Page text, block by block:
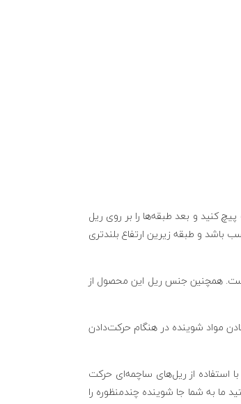
کنید و بعد طبقه‌ها را بر روی ریل
باشد و طبقه زیرین ارتفاع بلندتری
است. همچنین جنس ریل این محصول از
مواد شوینده در هنگام حرکت‌دادن
استفاده از ریل‌های ساچمه‌ای حرکت
ما به شما جا شوینده چندمنظوره را